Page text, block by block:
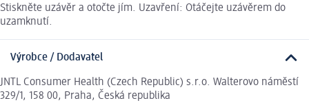
Stiskněte uzávěr a otočte jím. Uzavření: Otáčejte uzávěrem do
uzamknutí.
Výrobce / Dodavatel
JNTL Consumer Health (Czech Republic) s.r.o. Walterovo náměstí
329/1, 158 00, Praha, Česká republika